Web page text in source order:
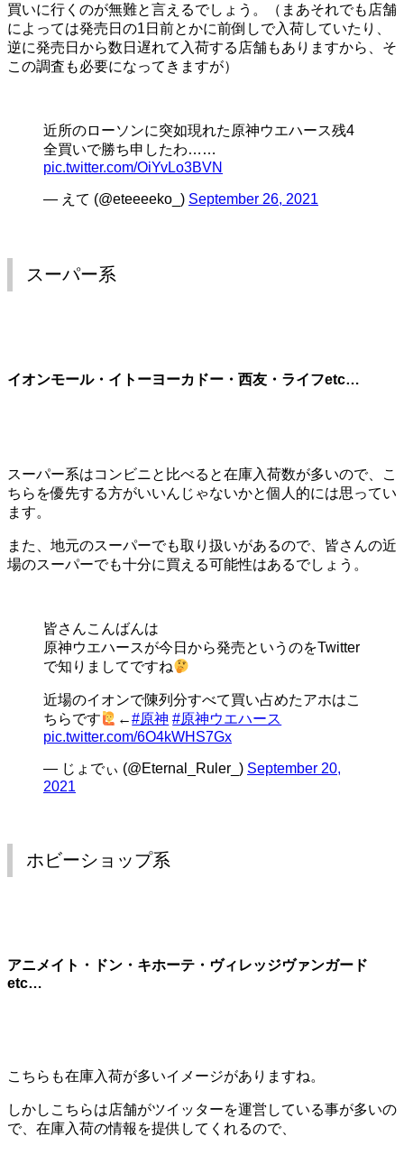
買いに行くのが無難と言えるでしょう。（まあそれでも店舗
によっては発売日の1日前とかに前倒しで入荷していたり、
逆に発売日から数日遅れて入荷する店舗もありますから、そ
この調査も必要になってきますが）
近所のローソンに突如現れた原神ウエハース残4
全買いで勝ち申したわ……
pic.twitter.com/OiYvLo3BVN
— えて (@eteeeeko_) September 26, 2021
スーパー系
イオンモール・イトーヨーカドー・西友・ライフetc…
スーパー系はコンビニと比べると在庫入荷数が多いので、こ
ちらを優先する方がいいんじゃないかと個人的には思ってい
ます。
また、地元のスーパーでも取り扱いがあるので、皆さんの近
場のスーパーでも十分に買える可能性はあるでしょう。
皆さんこんばんは
原神ウエハースが今日から発売というのをTwitter
で知りましてですね
近場のイオンで陳列分すべて買い占めたアホはこ
ちらです
←#原神 #原神ウエハース
pic.twitter.com/6O4kWHS7Gx
— じょでぃ (@Eternal_Ruler_) September 20,
2021
ホビーショップ系
アニメイト・ドン・キホーテ・ヴィレッジヴァンガード
etc…
こちらも在庫入荷が多いイメージがありますね。
しかしこちらは店舗がツイッターを運営している事が多いの
で、在庫入荷の情報を提供してくれるので、